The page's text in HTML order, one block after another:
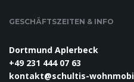
GESCHÄFTSZEITEN & INFO
Dortmund Aplerbeck
+49 231 444 07 63
kontakt@schultis-